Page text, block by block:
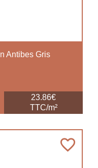
Antibes Gris
23.86€
TTC/m²
favorite_border